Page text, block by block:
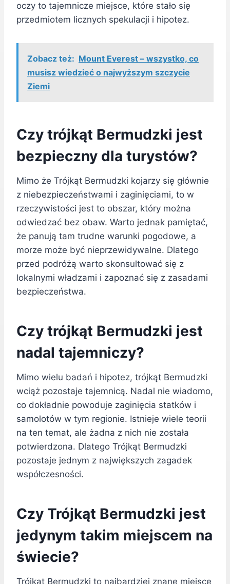
oczy to tajemnicze miejsce, które stało się
przedmiotem licznych spekulacji i hipotez.
Zobacz też: Mount Everest – wszystko, co
musisz wiedzieć o najwyższym szczycie
Ziemi
Czy trójkąt Bermudzki jest
bezpieczny dla turystów?
Mimo że Trójkąt Bermudzki kojarzy się głównie
z niebezpieczeństwami i zaginięciami, to w
rzeczywistości jest to obszar, który można
odwiedzać bez obaw. Warto jednak pamiętać,
że panują tam trudne warunki pogodowe, a
morze może być nieprzewidywalne. Dlatego
przed podróżą warto skonsultować się z
lokalnymi władzami i zapoznać się z zasadami
bezpieczeństwa.
Czy trójkąt Bermudzki jest
nadal tajemniczy?
Mimo wielu badań i hipotez, trójkąt Bermudzki
wciąż pozostaje tajemnicą. Nadal nie wiadomo,
co dokładnie powoduje zaginięcia statków i
samolotów w tym regionie. Istnieje wiele teorii
na ten temat, ale żadna z nich nie została
potwierdzona. Dlatego Trójkąt Bermudzki
pozostaje jednym z największych zagadek
współczesności.
Czy Trójkąt Bermudzki jest
jedynym takim miejscem na
świecie?
Trójkąt Bermudzki to najbardziej znane miejsce